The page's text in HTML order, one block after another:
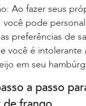
Ao fazer seus
você pode
preferências de
você é intolerante
em seu
a passo